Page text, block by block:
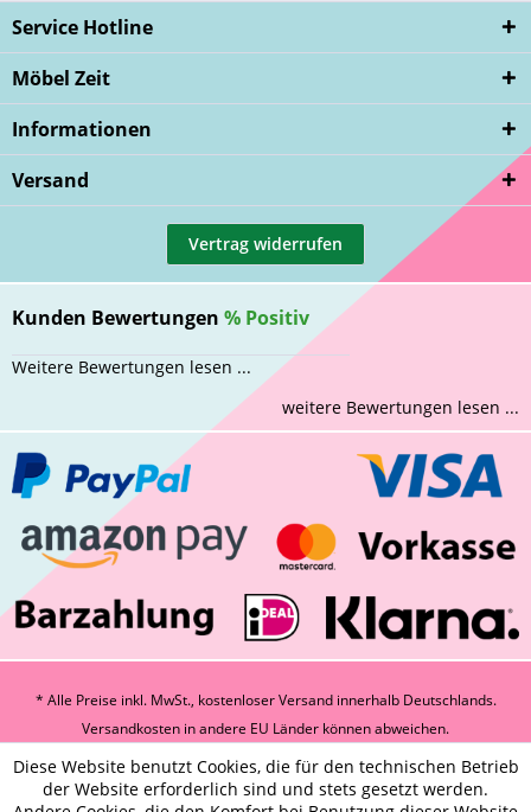
Service Hotline
Möbel Zeit
Informationen
Versand
Vertrag widerrufen
Kunden Bewertungen % Positiv
Weitere Bewertungen lesen ...
weitere Bewertungen lesen ...
* Alle Preise inkl. MwSt., kostenloser Versand innerhalb Deutschlands.
Versandkosten in andere EU Länder können abweichen.
Diese Website benutzt Cookies, die für den technischen Betrieb
der Website erforderlich sind und stets gesetzt werden.